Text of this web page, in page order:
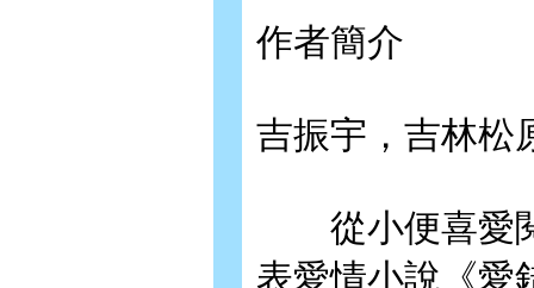
作者簡介
吉振宇，吉林松
從小便喜愛閱
表愛情小說《愛